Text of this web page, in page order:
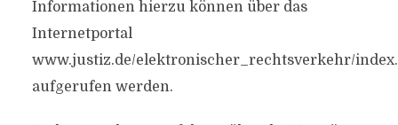
Informationen hierzu können über das
Internetportal
www.justiz.de/elektronischer_rechtsverkehr/
aufgerufen werden.